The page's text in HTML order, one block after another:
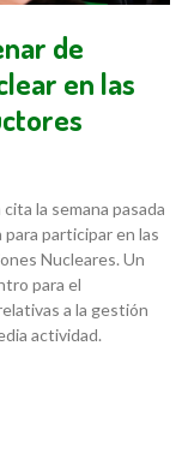
de
en las
la semana pasada
participar en las
Nucleares. Un
para el
a la gestión
actividad.